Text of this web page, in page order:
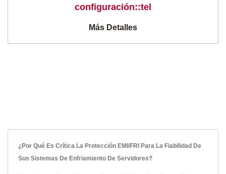
configuración::tel
Más Detalles
¿Por Qué Es Crítica La Protección EMI/FRI Para La Fiabilidad De
Sus Sistemas De Enfriamiento De Servidores?